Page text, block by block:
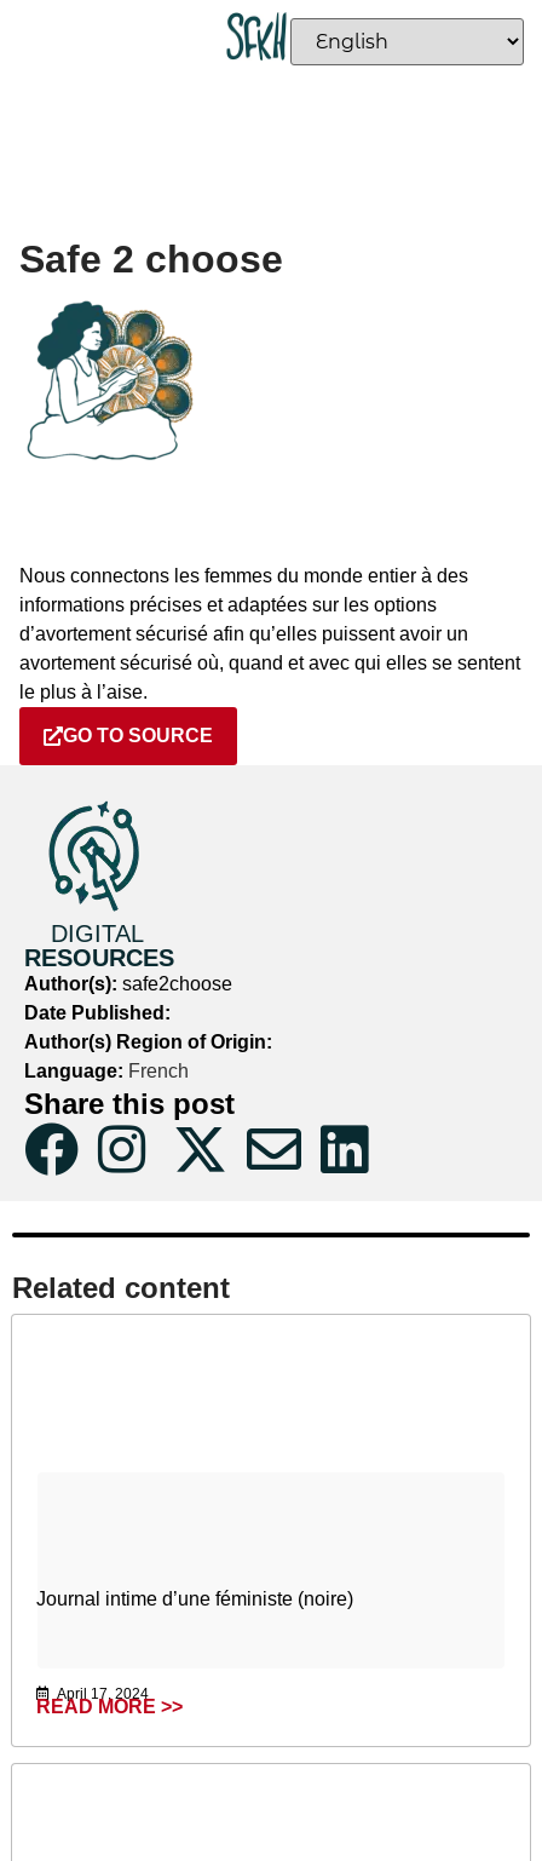
Safe 2 choose
Nous connectons les femmes du monde entier à des
informations précises et adaptées sur les options
d’avortement sécurisé afin qu’elles puissent avoir un
avortement sécurisé où, quand et avec qui elles se sentent
le plus à l’aise.
GO TO SOURCE
DIGITAL
RESOURCES
Author(s): safe2choose
Date Published:
Author(s) Region of Origin:
Language: French
Share this post
Related content​
Journal intime d’une féministe (noire)
April 17, 2024
READ MORE >>